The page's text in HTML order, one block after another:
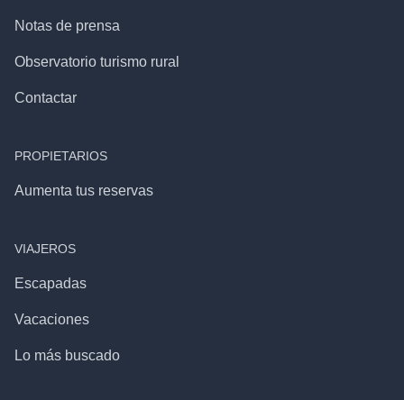
Notas de prensa
Observatorio turismo rural
Contactar
PROPIETARIOS
Aumenta tus reservas
VIAJEROS
Escapadas
Vacaciones
Lo más buscado